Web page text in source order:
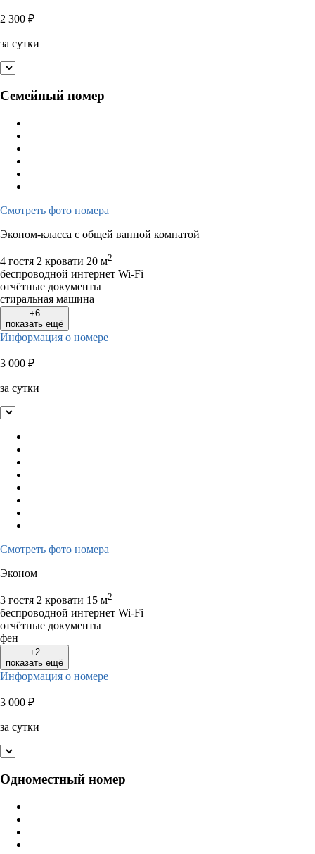
2 300 ₽
за сутки
Семейный номер
Смотреть фото номера
Эконом-класса с общей ванной комнатой
4 гостя 2 кровати 20 м2
беспроводной интернет Wi-Fi
отчётные документы
стиральная машина
+6
показать ещё
Информация о номере
3 000 ₽
за сутки
Смотреть фото номера
Эконом
3 гостя 2 кровати 15 м2
беспроводной интернет Wi-Fi
отчётные документы
фен
+2
показать ещё
Информация о номере
3 000 ₽
за сутки
Одноместный номер